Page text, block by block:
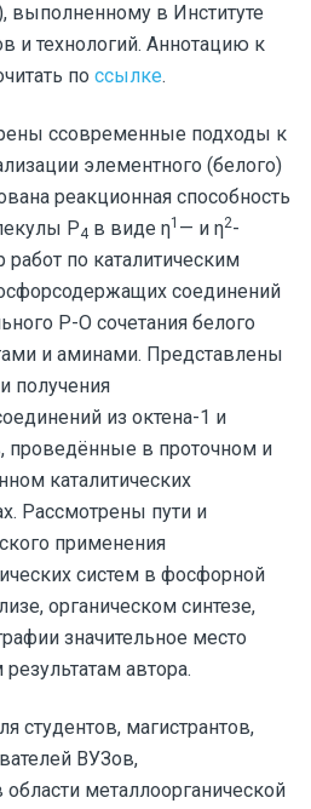
выполненному в Институте
и технологий. Аннотацию к
по ссылке.
cсовременные подходы к
элементного (белого)
реакционная способность
Р4 в виде η1 — и η2-
по каталитическим
соединений
Р-О сочетания белого
и аминами. Представлены
получения
из октена-1 и
проведённые в проточном и
каталитических
Рассмотрены пути и
применения
систем в фосфорной
органическом синтезе,
значительное место
автора.
студентов, магистрантов,
ВУЗов,
металлоорганической